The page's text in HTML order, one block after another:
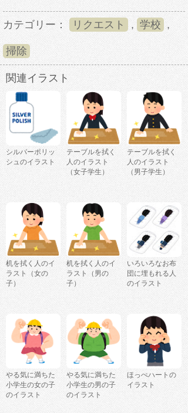
カテゴリー： リクエスト , 学校 ,
掃除
関連イラスト
シルバーポリッ
シュのイラスト
テーブルを拭く
人のイラスト
（女子学生）
テーブルを拭く
人のイラスト
（男子学生）
机を拭く人のイ
ラスト（女の
子）
机を拭く人のイ
ラスト（男の
子）
いろいろなお布
団に埋もれる人
のイラスト
やる気に満ちた
小学生の女の子
のイラスト
やる気に満ちた
小学生の男の子
のイラスト
ほっぺハートの
イラスト